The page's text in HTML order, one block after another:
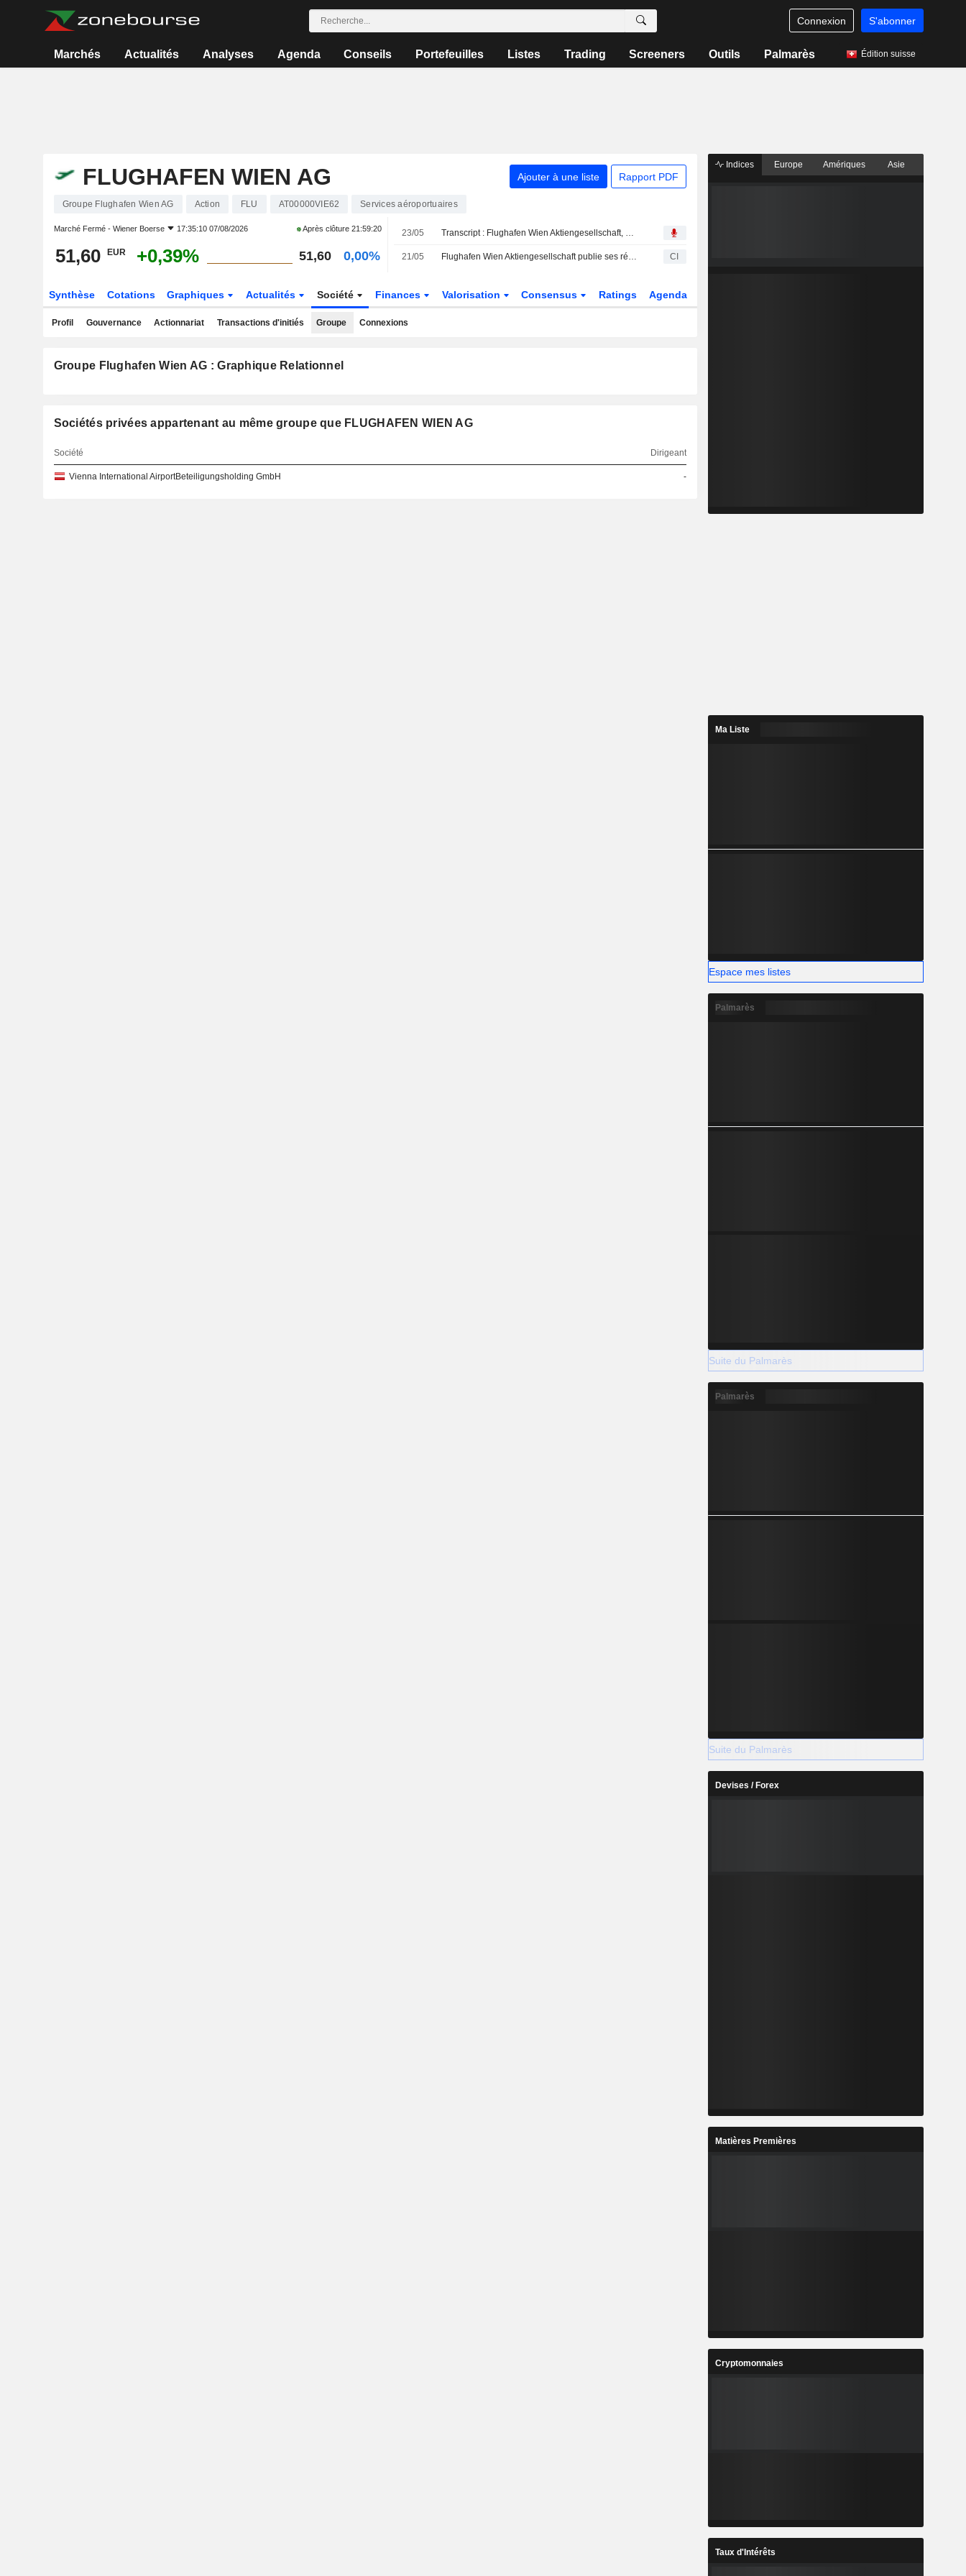
Connexion S'abonner
Marchés Actualités Analyses Agenda Conseils Portefeuilles Listes Trading Screeners Outils Palmarès Édition suisse
FLUGHAFEN WIEN AG Ajouter à une liste Rapport PDF
Groupe Flughafen Wien AG Action FLU AT00000VIE62 Services aéroportuaires
Marché Fermé - Wiener Boerse 17:35:10 07/08/2026 Après clôture21:59:20
51,60 EUR +0,39% 51,60 0,00%
23/05 Transcript : Flughafen Wien Aktiengesellschaft, Q1 2026 Earnings Call, May 21, 2026
21/05 Flughafen Wien Aktiengesellschaft publie ses résultats pour le premier trimestre clos le 31 mars 2026 CI
Synthèse Cotations Graphiques Actualités Société Finances Valorisation Consensus Ratings Agenda
Profil Gouvernance Actionnariat Transactions d'initiés Groupe Connexions
Groupe Flughafen Wien AG : Graphique Relationnel
Sociétés privées appartenant au même groupe que FLUGHAFEN WIEN AG
Société Dirigeant
Vienna International AirportBeteiligungsholding GmbH -
Indices Europe Amériques Asie
Ma Liste
Espace mes listes
Palmarès
Suite du Palmarès
Palmarès
Suite du Palmarès
Devises / Forex
Matières Premières
Cryptomonnaies
Taux d'Intérêts